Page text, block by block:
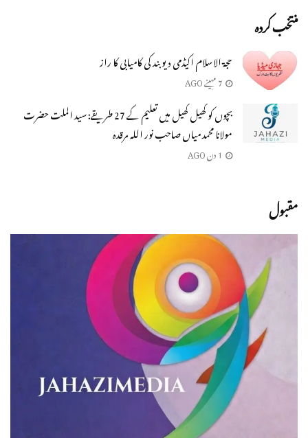
منتخب کردہ
حجۃ الاسلام اکیڈمی دیوبند کی کامیابی کا راز
بچوں کو کھیل کھیل میں تعلیم کے 27 طریقے: سید الملت حضرت
مولانا محمد میاں صاحب نور اللہ مرقدہ
مقبول